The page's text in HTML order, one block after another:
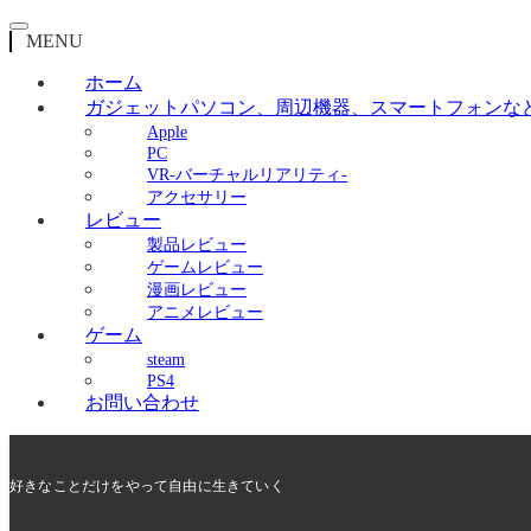
MENU
ホーム
ガジェット パソコン、周辺機器、スマートフォンな
Apple
PC
VR-バーチャルリアリティ-
アクセサリー
レビュー
製品レビュー
ゲームレビュー
漫画レビュー
アニメレビュー
ゲーム
steam
PS4
お問い合わせ
好きなことだけをやって自由に生きていく